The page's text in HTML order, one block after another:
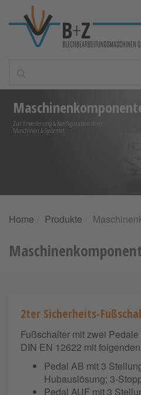
Zur Erweiterung & Konfiguration Ihrer
Maschinen & Systeme!
Home Produkte
2ter Sicherheits-
Fußschalter mit zwei
DIN EN 12622 mit
Pedal AB mit 3
Hubauslösung; 3-
Pedal AUF mit 3